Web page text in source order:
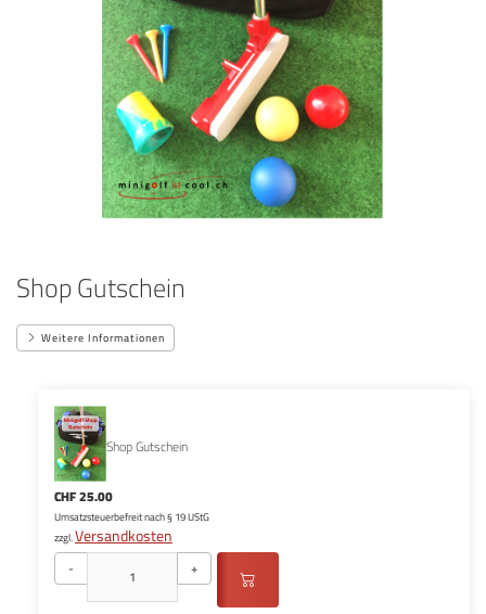
Shop Gutschein
Weitere Informationen
Shop Gutschein
CHF 25.00
Umsatzsteuerbefreit nach § 19 UStG
zzgl.Versandkosten
- +